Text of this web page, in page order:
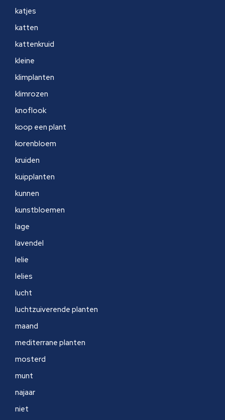
katjes
katten
kattenkruid
kleine
klimplanten
klimrozen
knoflook
koop een plant
korenbloem
kruiden
kuipplanten
kunnen
kunstbloemen
lage
lavendel
lelie
lelies
lucht
luchtzuiverende planten
maand
mediterrane planten
mosterd
munt
najaar
niet